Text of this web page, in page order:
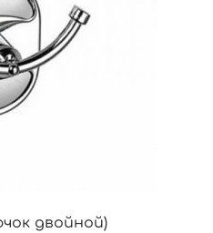
двойной)